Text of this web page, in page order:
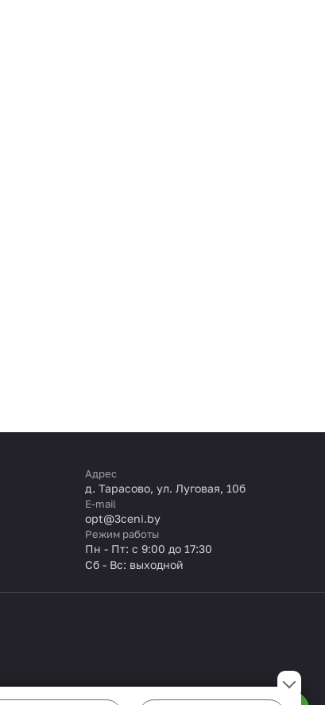
Адрес
д. Тарасово, ул. Луговая, 10б
E-mail
opt@3ceni.by
Режим работы
Пн - Пт: с 9:00 до 17:30
Сб - Вс: выходной